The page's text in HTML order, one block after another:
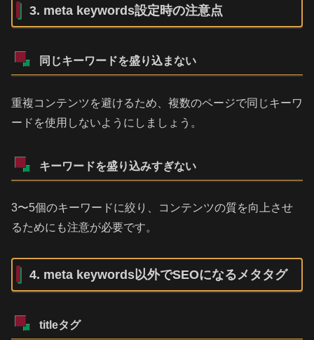
3. meta keywords設定時の注意点
同じキーワードを盛り込まない
重複コンテンツを避けるため、複数のページで同じキーワ
ードを使用しないようにしましょう。
キーワードを盛り込みすぎない
3〜5個のキーワードに絞り、コンテンツの質を向上させ
るためにも注意が必要です。
4. meta keywords以外でSEOになるメタタグ
titleタグ